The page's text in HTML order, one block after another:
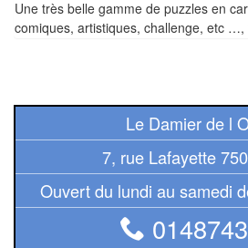
cartes
à
Classiques
Pour
Une très belle gamme de puzzles en
comiques, artistiques, challenge, etc
Le Damier de l
7, rue Lafayette
Ouvert du lundi au samedi